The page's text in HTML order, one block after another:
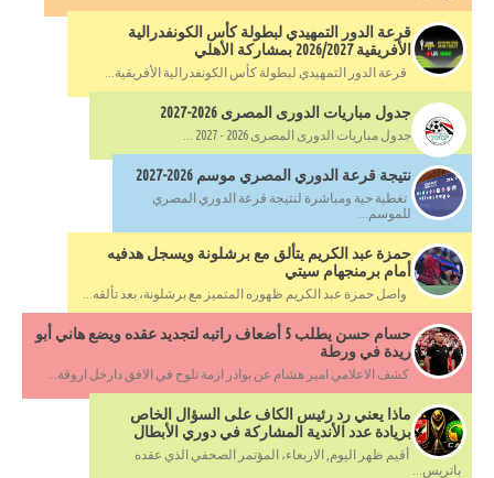
قرعة الدور التمهيدي لبطولة كأس الكونفدرالية
الأفريقية 2026/2027 بمشاركة الأهلي
قرعة الدور التمهيدي لبطولة كأس الكونفدرالية الأفريقية...
جدول مباريات الدورى المصرى 2026-2027
جدول مباريات الدورى المصرى 2026 - 2027 ...
نتيجة قرعة الدوري المصري موسم 2026-2027
تغطية حية ومباشرة لنتيجة قرعة الدوري المصري
للموسم...
حمزة عبد الكريم يتألق مع برشلونة ويسجل هدفيه
أمام برمنجهام سيتي
واصل حمزة عبد الكريم ظهوره المتميز مع برشلونة، بعد تألقه...
حسام حسن يطلب 5 أضعاف راتبه لتجديد عقده ويضع هاني أبو
ريدة في ورطة
كشف الاعلامي امير هشام عن بوادر ازمة تلوح في الافق دارخل اروقة...
ماذا يعني رد رئيس الكاف على السؤال الخاص
بزيادة عدد الأندية المشاركة في دوري الأبطال
أقيم ظهر اليوم, الاربعاء، المؤتمر الصحفي الذي عقده
باتريس...